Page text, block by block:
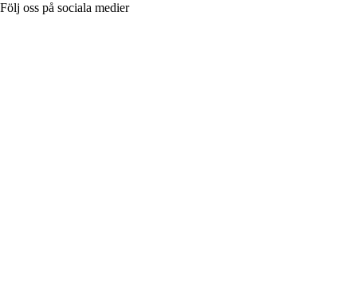
Följ oss på sociala medier